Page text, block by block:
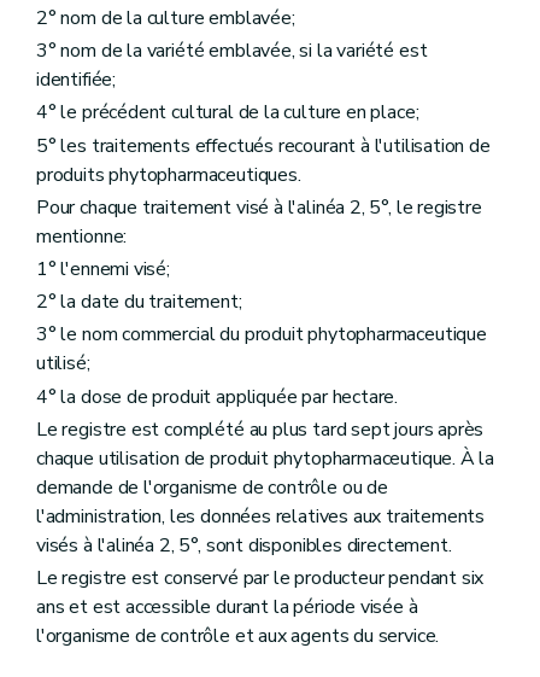
2° nom de la culture emblavée;
3° nom de la variété emblavée, si la variété est
identifiée;
4° le précédent cultural de la culture en place;
5° les traitements effectués recourant à l'utilisation de
produits phytopharmaceutiques.
Pour chaque traitement visé à l'alinéa 2, 5°, le registre
mentionne:
1° l'ennemi visé;
2° la date du traitement;
3° le nom commercial du produit phytopharmaceutique
utilisé;
4° la dose de produit appliquée par hectare.
Le registre est complété au plus tard sept jours après
chaque utilisation de produit phytopharmaceutique. À la
demande de l'organisme de contrôle ou de
l'administration, les données relatives aux traitements
visés à l'alinéa 2, 5°, sont disponibles directement.
Le registre est conservé par le producteur pendant six
ans et est accessible durant la période visée à
l'organisme de contrôle et aux agents du service.